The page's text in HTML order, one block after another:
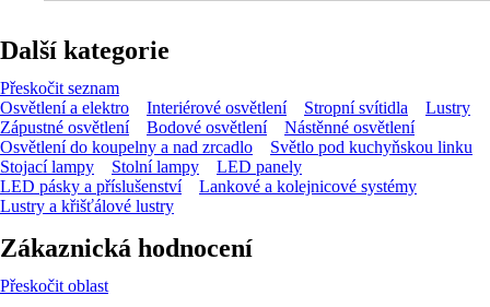
Další kategorie
Přeskočit seznam
Osvětlení a elektro
Interiérové osvětlení Stropní svítidla
Lustry
Zápustné osvětlení
Bodové osvětlení
Nástěnné osvětlení
Osvětlení do koupelny a nad zrcadlo
Světlo pod kuchyňskou linku
Stojací lampy
Stolní lampy
LED panely
LED pásky a příslušenství
Lankové a kolejnicové systémy
Lustry a křišťálové lustry
Zákaznická hodnocení
Přeskočit oblast